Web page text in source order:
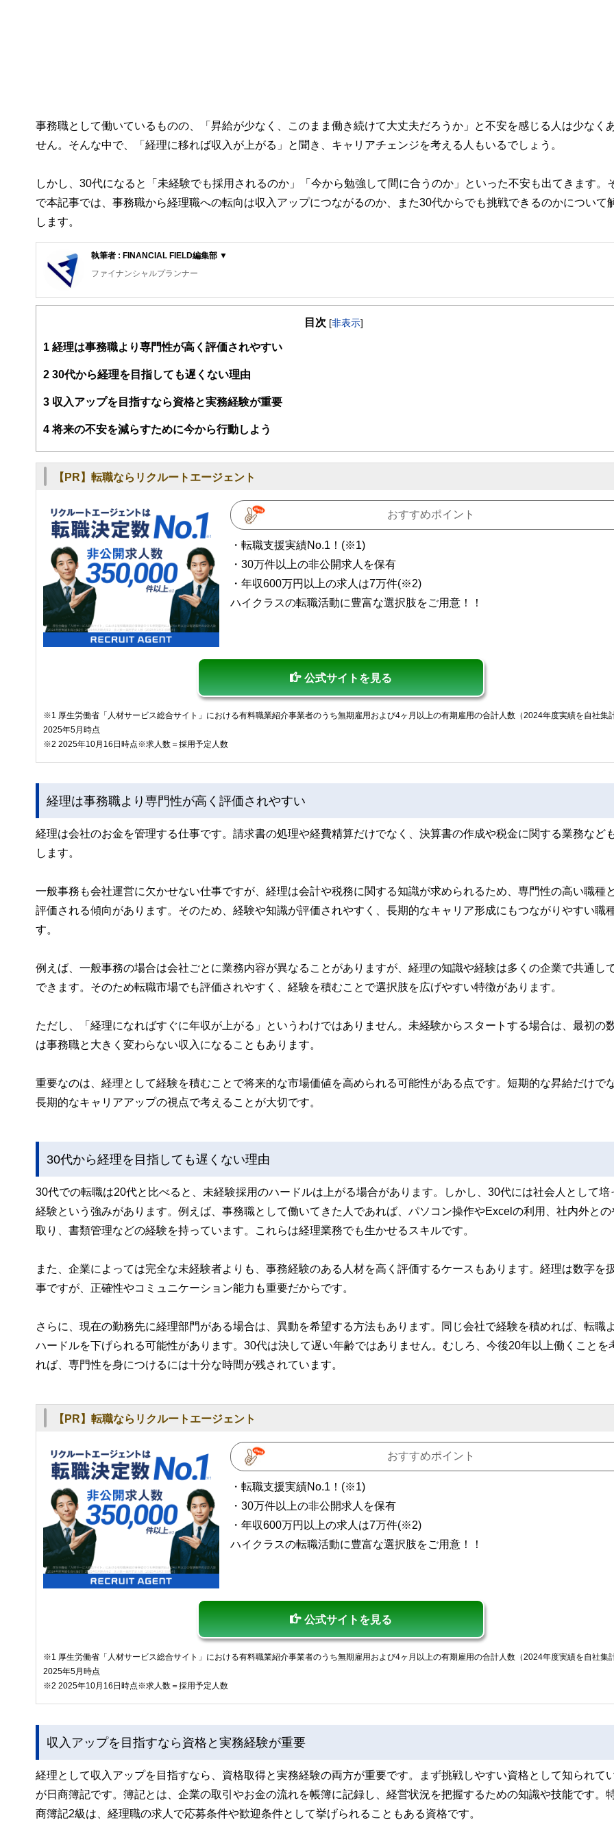
事務職として働いているものの、「昇給が少なく、このまま働き続けて大丈夫だろうか」と不安を感じる人は少なく
せん。そんな中で、「経理に移れば収入が上がる」と聞き、キャリアチェンジを考える人もいるでしょう。
しかし、30代になると「未経験でも採用されるのか」「今から勉強して間に合うのか」といった不安も出てきます。
で本記事では、事務職から経理職への転向は収入アップにつながるのか、また30代からでも挑戦できるのかについて
します。
執筆者 : FINANCIAL FIELD編集部 ▼
ファイナンシャルプランナー
FinancialField編集部は、金融、経済に関する記事を、日々の暮らしにどのような影響を与えるかという視点で、お金の知識がない方でも理解
案から記事掲載まですべての工程に関わることで、読者目線のコンテンツを追求しています。
FinancialFieldの特徴は、ファイナンシャルプランナー、弁護士、税理士、宅地建物取引士、相続診断士、住宅ローンアドバイザー、DCプラン
ー、公認会計士、社会保険労務士、行政書士、投資アナリスト、キャリアコンサルタントなど150名以上の有資格者を執筆者・監修者として迎
と、読み応えのあるコンテンツと確かな情報発信を実現しています。
私たちは、快適でより良い生活のアイデアを提供するお金のコンシェルジュを目指します。
目次 [非表示]
1 経理は事務職より専門性が高く評価されやすい
2 30代から経理を目指しても遅くない理由
3 収入アップを目指すなら資格と実務経験が重要
4将来の不安を減らすために今から行動しよう
【PR】転職ならリクルートエージェント
おすすめポイント
・転職支援実績No.1！(※1)
・30万件以上の非公開求人を保有
・年収600万円以上の求人は7万件(※2)
ハイクラスの転職活動に豊富な選択肢をご用意！！
公式サイトを見る
※1 厚生労働省「人材サービス総合サイト」における有料職業紹介事業者のうち無期雇用および4ヶ月以上の有期雇用の合計人数（2024年度実績を自社集計
2025年5月時点
※2 2025年10月16日時点※求人数＝採用予定人数
経理は事務職より専門性が高く評価されやすい
経理は会社のお金を管理する仕事です。請求書の処理や経費精算だけでなく、決算書の作成や税金に関する業務など
します。
一般事務も会社運営に欠かせない仕事ですが、経理は会計や税務に関する知識が求められるため、専門性の高い職種
評価される傾向があります。そのため、経験や知識が評価されやすく、長期的なキャリア形成にもつながりやすい職
す。
例えば、一般事務の場合は会社ごとに業務内容が異なることがありますが、経理の知識や経験は多くの企業で共通し
できます。そのため転職市場でも評価されやすく、経験を積むことで選択肢を広げやすい特徴があります。
ただし、「経理になればすぐに年収が上がる」というわけではありません。未経験からスタートする場合は、最初の
は事務職と大きく変わらない収入になることもあります。
重要なのは、経理として経験を積むことで将来的な市場価値を高められる可能性がある点です。短期的な昇給だけでな
長期的なキャリアアップの視点で考えることが大切です。
30代から経理を目指しても遅くない理由
30代での転職は20代と比べると、未経験採用のハードルは上がる場合があります。しかし、30代には社会人として培
経験という強みがあります。例えば、事務職として働いてきた人であれば、パソコン操作やExcelの利用、社内外との
取り、書類管理などの経験を持っています。これらは経理業務でも生かせるスキルです。
また、企業によっては完全な未経験者よりも、事務経験のある人材を高く評価するケースもあります。経理は数字を
事ですが、正確性やコミュニケーション能力も重要だからです。
さらに、現在の勤務先に経理部門がある場合は、異動を希望する方法もあります。同じ会社で経験を積めれば、転職
ハードルを下げられる可能性があります。30代は決して遅い年齢ではありません。むしろ、今後20年以上働くことを
れば、専門性を身につけるには十分な時間が残されています。
【PR】転職ならリクルートエージェント
おすすめポイント
・転職支援実績No.1！(※1)
・30万件以上の非公開求人を保有
・年収600万円以上の求人は7万件(※2)
ハイクラスの転職活動に豊富な選択肢をご用意！！
公式サイトを見る
※1 厚生労働省「人材サービス総合サイト」における有料職業紹介事業者のうち無期雇用および4ヶ月以上の有期雇用の合計人数（2024年度実績を自社集計
2025年5月時点
※2 2025年10月16日時点※求人数＝採用予定人数
収入アップを目指すなら資格と実務経験が重要
経理として収入アップを目指すなら、資格取得と実務経験の両方が重要です。まず挑戦しやすい資格として知られて
が日商簿記です。簿記とは、企業の取引やお金の流れを帳簿に記録し、経営状況を把握するための知識や技能です。
商簿記2級は、経理職の求人で応募条件や歓迎条件として挙げられることもある資格です。